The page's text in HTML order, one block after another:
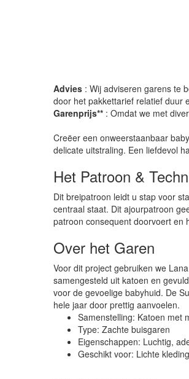
Advies : Wij adviseren garens te
door het pakkettarief relatief duur
Garenprijs** : Omdat we met
Creëer een onweerstaanbaar
delicate uitstraling. Een liefdevol
Het Patroon &
Dit breipatroon leidt u stap voor
centraal staat. Dit ajourpatroon
patroon consequent doorvoert en
Over het Garen
Voor dit project gebruiken we
samengesteld uit katoen en
voor de gevoelige babyhuid. De
hele jaar door prettig aanvoelen.
Samenstelling: Katoen met
Type: Zachte buisgaren
Eigenschappen: Luchtig,
Geschikt voor: Lichte